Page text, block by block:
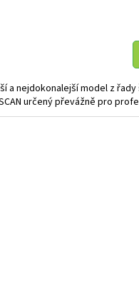
a nejdokonalejší model z
určený převážně pro